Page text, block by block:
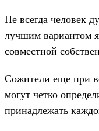
Не всегда человек
лучшим вариантом
совместной
Сожители еще при
могут четко
принадлежать